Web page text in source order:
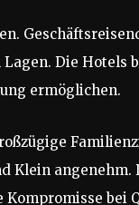
Die Hotels
ermöglichen.
Klein angenehm.
bei